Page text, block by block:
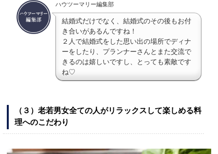
ハウツーマリー編集部
結婚式だけでなく、結婚式のその後もお付
き合いがあるんですね！
２人で結婚式をした思い出の場所でディナ
ーをしたり、プランナーさんとまた交流で
きるのは嬉しいですし、とっても素敵です
ね♡
（３）老若男女全ての人がリラックスして楽しめる料
理へのこだわり